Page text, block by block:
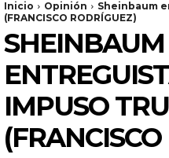
Inicio Opinión
Sheinbaum
(FRANCISCO RODRÍGUEZ)
SHEINBAUM
IMPUSO